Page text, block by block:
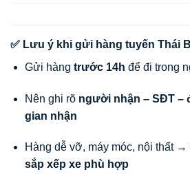
✅ Lưu ý khi gửi hàng tuyến Thái
Gửi hàng trước 14h để đi trong
Nên ghi rõ người nhận – SĐT –
gian nhận
Hàng dễ vỡ, máy móc, nội thất →
sắp xếp xe phù hợp